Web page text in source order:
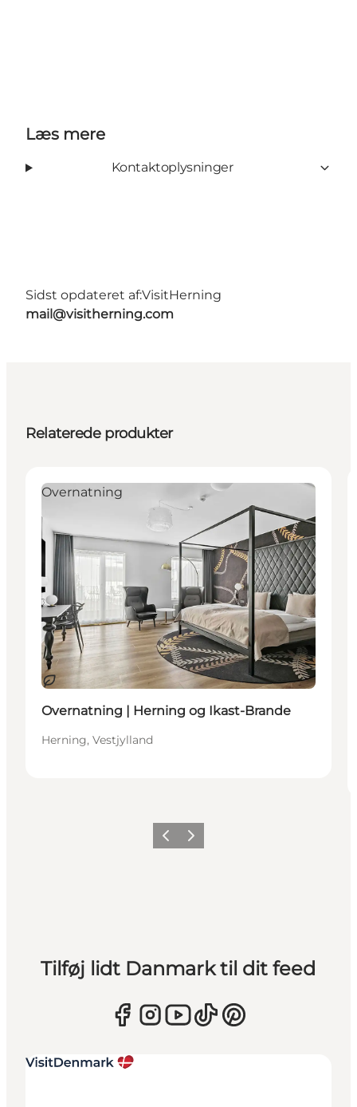
Læs mere
Kontaktoplysninger
Sidst opdateret af:VisitHerning
mail@visitherning.com
Relaterede produkter
Bæredygtige oplevelser
Overnatning
Overnatning | Herning og Ikast-Brande
Herning, Vestjylland
ForrigeNæste
Tilføj lidt Danmark til dit feed